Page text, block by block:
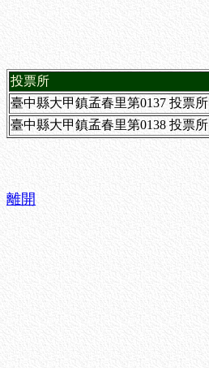
投票所
臺中縣大甲鎮孟春里第0137 投票所
臺中縣大甲鎮孟春里第0138 投票所
離開